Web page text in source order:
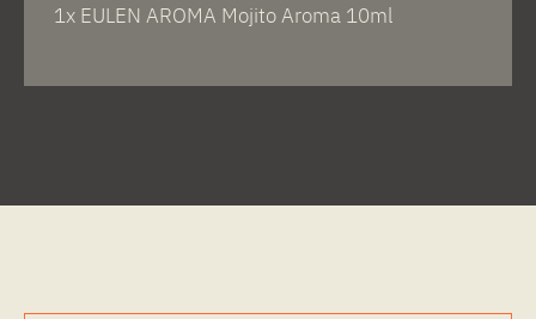
1x EULEN AROMA Mojito Aroma 10ml